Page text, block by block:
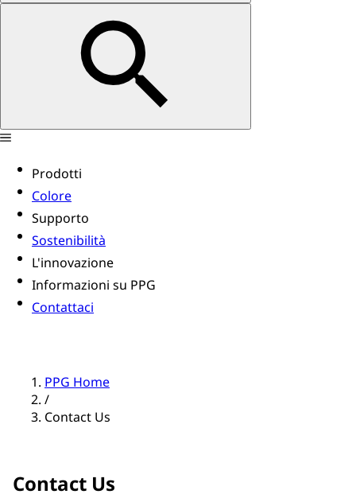
Prodotti
Colore
Supporto
Sostenibilità
L'innovazione
Informazioni su PPG
Contattaci
PPG Home
/
Contact Us
Contact Us